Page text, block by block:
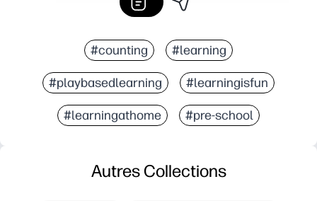
#counting #learning
#playbasedlearning #learningisfun
#learningathome #pre-school
Autres Collections